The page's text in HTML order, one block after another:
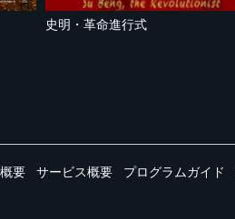
史明・革命進行式
要 サービス概要 プログラムガイド